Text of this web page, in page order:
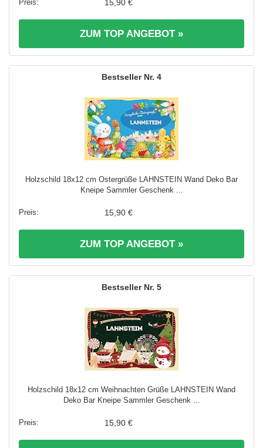
15,90 €
ZUM TOP ANGEBOT »
4
Holzschild 18x12 cm Ostergrüße LAHNSTEIN Wand Deko Bar
Kneipe Sammler Geschenk ...
15,90 €
ZUM TOP ANGEBOT »
5
Holzschild 18x12 cm Weihnachten Grüße LAHNSTEIN Wand
Deko Bar Kneipe Sammler Geschenk ...
15,90 €